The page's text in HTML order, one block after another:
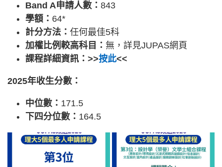
Band A申請人數： 843
學額： 64*
計分方法： 任何最佳5科
加權比例較高科目： 無，詳見JUPAS網頁
課程詳細資訊：>>按此<<
2025年收生分數：
中位數： 171.5
下四分位數： 164.5